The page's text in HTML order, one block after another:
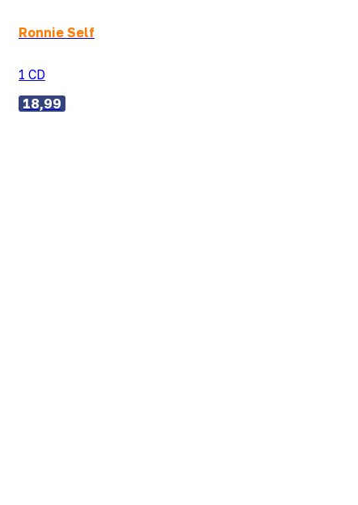
Ronnie Self
1 CD
18,99